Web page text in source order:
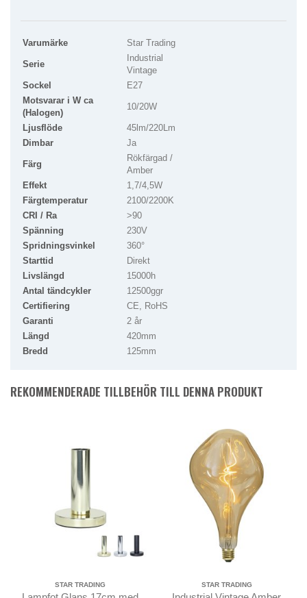
Varumärke Star Trading
Serie
Industrial
Vintage
Sockel
E27
Motsvarar i W ca
(Halogen)
10/20W
Ljusflöde
45lm/220Lm
Dimbar
Ja
Färg
Rökfärgad /
Amber
Effekt
1,7/4,5W
Färgtemperatur
2100/2200K
CRI / Ra
>90
Spänning
230V
Spridningsvinkel
360°
Starttid
Direkt
Livslängd
15000h
Antal tändcykler
12500ggr
Certifiering
CE, RoHS
Garanti
2 år
Längd
420mm
Bredd
125mm
REKOMMENDERADE TILLBEHÖR TILL DENNA PRODUKT
STAR TRADING STAR TRADING